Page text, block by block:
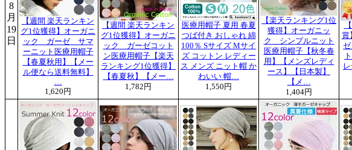
8
月
19
日
【週間 楽天ランキン
グ1位獲得】オーガニ
ック ガーゼ サマ
ーニット医療用帽子
【春夏秋用】【メー
ル便なら送料無料】
…
1,620円
【週間 楽天ランキン
グ1位獲得】オーガニ
ック ガーゼコット
ン医療用帽子【楽天
ランキング1位獲得】
【春夏秋】【メー…
1,782円
医療用帽子 夏用 春夏
つば付き おしゃれ 綿
100％ Sサイズ Mサイ
ズ コットン レディー
ス メンズ ニット帽 か
わいい 帽…
1,550円
【楽天ランキング1位
獲得】オーガニッ
ク シンプルニット
医療用帽子【秋冬春
用】【メンズレディ
ース】【日本製】
【メ…
1,404円
賞
ゼ